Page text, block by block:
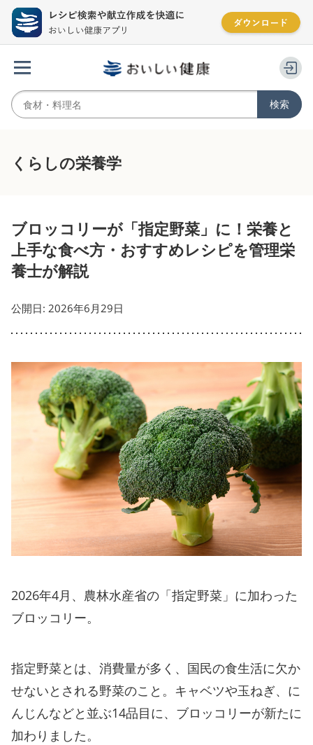
くらしの栄養学
ブロッコリーが「指定野菜」に！栄養と
上手な食べ方・おすすめレシピを管理栄
養士が解説
公開日: 2026年6月29日
2026年4月、農林水産省の「指定野菜」に加わった
ブロッコリー。
指定野菜とは、消費量が多く、国民の食生活に欠か
せないとされる野菜のこと。キャベツや玉ねぎ、に
んじんなどと並ぶ14品目に、ブロッコリーが新たに
加わりました。